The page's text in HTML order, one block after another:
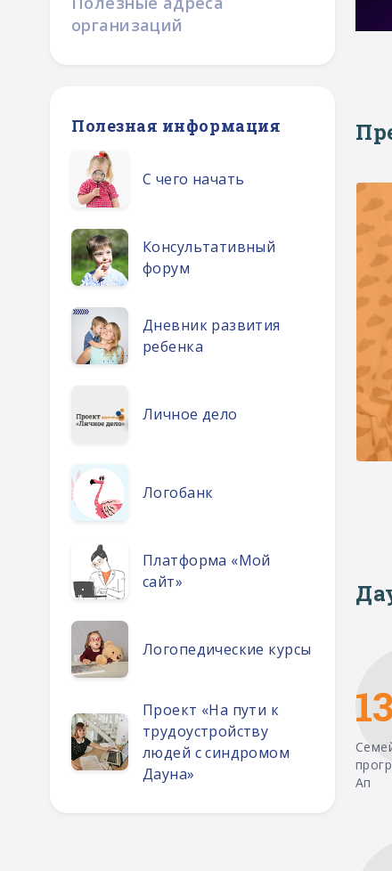
организаций
Полезная информация
С чего начать
Консультативный
форум
Дневник развития
ребенка
Личное дело
Логобанк
Платформа «Мой
сайт»
Логопедические курсы
Проект «На пути к
трудоустройству
людей с синдромом
Дауна»
Ап